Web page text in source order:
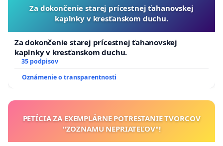
Za dokončenie starej prícestnej ťahanovskej
kaplnky v kresťanskom duchu.
Za dokončenie starej prícestnej ťahanovskej
kaplnky v kresťanskom duchu.
35 podpisov
Oznámenie o transparentnosti
PETÍCIA ZA EXEMPLÁRNE POTRESTANIE TVORCOV
"ZOZNAMU NEPRIATEĽOV"!